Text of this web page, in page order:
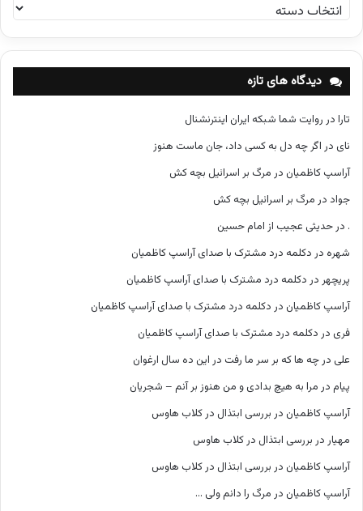
س
ت
ه‌
ه
دیدگاه های تازه
تارا در روایت شما شبکه ایران اینترنشنال
نای در اگر چه دل به کسی داد، جان ماست هنوز
آراسپ کاظمیان در مرگ بر اسرائیل بچه کش
جواد در مرگ بر اسرائیل بچه کش
. در حدیثی عجیب از امام حسین
شهره در دکلمه درد مشترک با صدای آراسپ کاظمیان
پریچهر در دکلمه درد مشترک با صدای آراسپ کاظمیان
آراسپ کاظمیان در دکلمه درد مشترک با صدای آراسپ کاظمیان
فری در دکلمه درد مشترک با صدای آراسپ کاظمیان
علی در چه ها که بر سر ما رفت در این ده سال ارغوان
پیام در مرا به هیچ بدادی و من هنوز بر آنم – شجریان
آراسپ کاظمیان در بررسی ابتذال در کلاب هاوس
مهیار در بررسی ابتذال در کلاب هاوس
آراسپ کاظمیان در بررسی ابتذال در کلاب هاوس
آراسپ کاظمیان در مرگ را دانم ولی …